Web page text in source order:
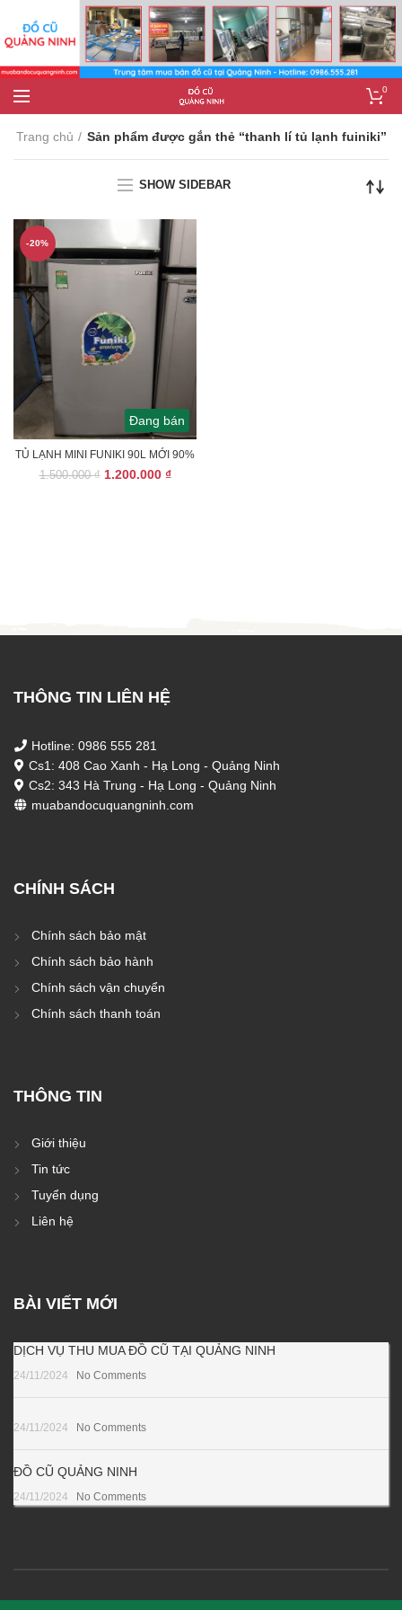
0
Trang chủ Sản phẩm được gắn thẻ “thanh lí tủ lạnh fuiniki”
SHOW SIDEBAR
Đang bán
-20%
TỦ LẠNH MINI FUNIKI 90L MỚI 90%
1.500.000₫ Giá
1.200.000 ₫Giá
THÔNG TIN LIÊN HỆ
Hotline: 0986 555 281
Cs1: 408 Cao Xanh - Hạ Long - Quảng Ninh
Cs2: 343 Hà Trung - Hạ Long - Quảng Ninh
muabandocuquangninh.com
CHÍNH SÁCH
Chính sách bảo mật
Chính sách bảo hành
Chính sách vận chuyển
Chính sách thanh toán
THÔNG TIN
Giới thiệu
Tin tức
Tuyển dụng
Liên hệ
BÀI VIẾT MỚI
DỊCH VỤ THU MUA ĐỒ CŨ TẠI QUẢNG NINH
24/11/2024 No Comments
24/11/2024 No Comments
ĐỒ CŨ QUẢNG NINH
24/11/2024 No Comments